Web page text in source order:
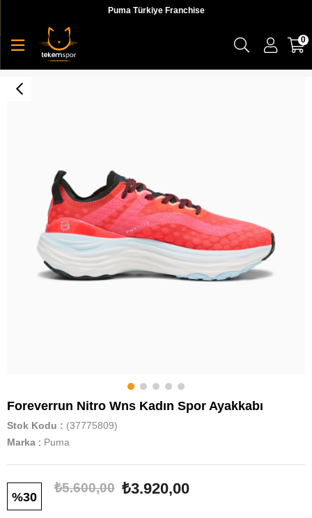
Puma Türkiye Franchise
0
Foreverrun Nitro Wns Kadın Spor Ayakkabı
Stok Kodu
(37775809)
Marka : Puma
30
₺5.600,00 ₺3.920,00